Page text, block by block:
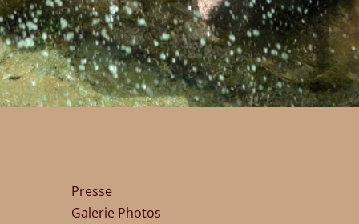
Presse
Galerie Photos